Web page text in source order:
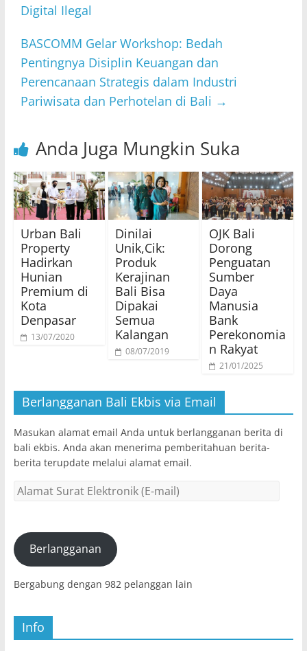
Digital Ilegal
BASCOMM Gelar Workshop: Bedah
Pentingnya Disiplin Keuangan dan
Perencanaan Strategis dalam Industri
Pariwisata dan Perhotelan di Bali →
Anda Juga Mungkin Suka
Urban Bali
Property
Hadirkan
Hunian
Premium di
Kota
Denpasar
13/07/2020
Dinilai
Unik,Cik:
Produk
Kerajinan
Bali Bisa
Dipakai
Semua
Kalangan
08/07/2019
OJK Bali
Dorong
Penguatan
Sumber
Daya
Manusia
Bank
Perekonomia
n Rakyat
21/01/2025
Berlangganan Bali Ekbis via Email
Masukan alamat email Anda untuk berlangganan berita di
bali ekbis. Anda akan menerima pemberitahuan berita-
berita terupdate melalui alamat email.
Alamat
(E-
mail)Berlangganan
Bergabung dengan 982 pelanggan lain
Info